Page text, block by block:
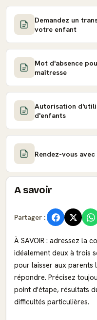
Demandez un
votre enfant
Mot d'absence
maîtresse
Autorisation
d'enfants
Rendez-vous
A savoir
Partager :
À SAVOIR : adressez la
idéalement deux à trois
pour laisser aux parents
répondre. Précisez
point d'étape, résultats
difficultés particulières.